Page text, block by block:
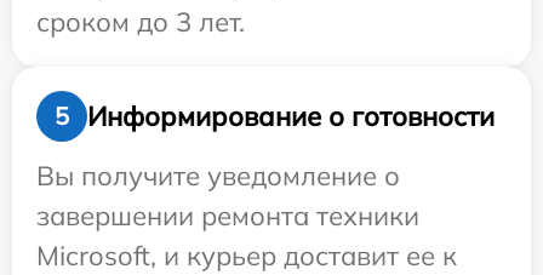
сроком до 3 лет.
5
Информирование о готовности
Вы получите уведомление о
завершении ремонта техники
Microsoft, и курьер доставит ее к